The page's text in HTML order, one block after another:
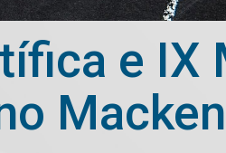
e IX